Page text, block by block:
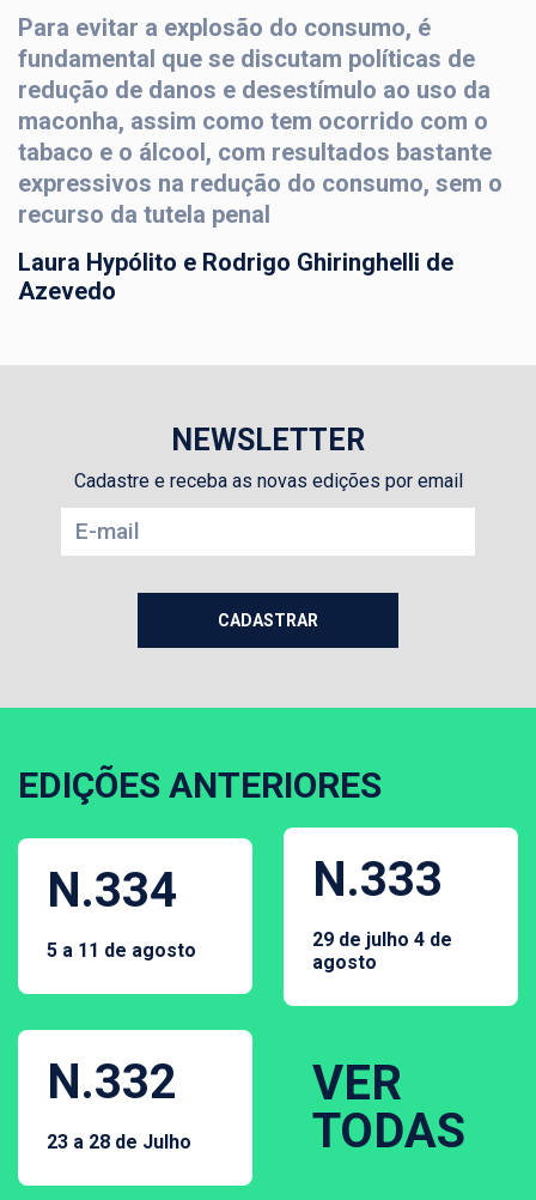
Para evitar a explosão do consumo, é
fundamental que se discutam políticas de
redução de danos e desestímulo ao uso da
maconha, assim como tem ocorrido com o
tabaco e o álcool, com resultados bastante
expressivos na redução do consumo, sem o
recurso da tutela penal
Laura Hypólito e Rodrigo Ghiringhelli de
Azevedo
NEWSLETTER
Cadastre e receba as novas edições por email
EDIÇÕES ANTERIORES
N.334
5 a 11 de agosto
N.333
29 de julho 4 de
agosto
N.332
23 a 28 de Julho
VER
TODAS